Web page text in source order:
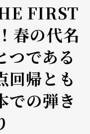
FIRST
春の代名
つである
回帰とも
での弾き